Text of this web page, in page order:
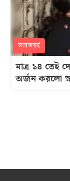
ভারতবর্ষ
মাত্র ১৪ তেই
অর্জন করলো